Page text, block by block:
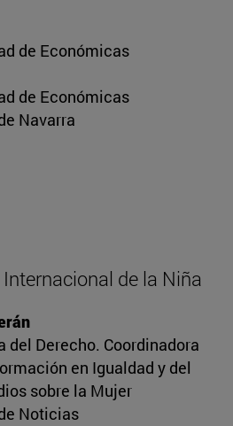
de Económicas
de Económicas
Navarra
de la Niña
del Derecho. Coordinadora
en Igualdad y del
sobre la Mujer
Noticias